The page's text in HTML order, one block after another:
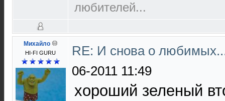
любителей...
Михайло
HI-FI GURU
RE: И снова о
06-2011 11:49
хороший зеленый